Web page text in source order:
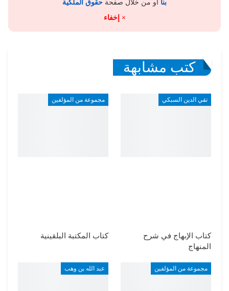
بنا أو من خلال صفحة حقوق الملكية
× إخفاء
كتب مشابهة
تقي الدين السبكي
كتاب الإبهاج في شرح
المنهاج
مجموعة من المؤلفين
كتاب المكتبة البلقينية
مجموعة من المؤلفين عبد الله بن وهب